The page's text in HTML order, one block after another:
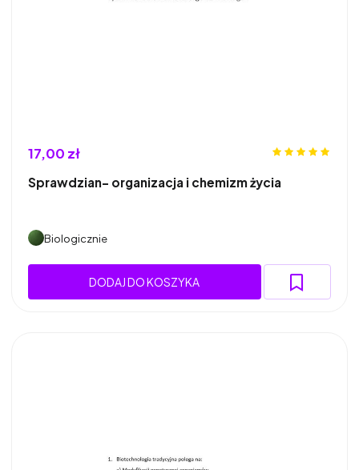
17,00 zł
Sprawdzian- organizacja i chemizm życia
Biologicznie
DODAJ DO KOSZYKA